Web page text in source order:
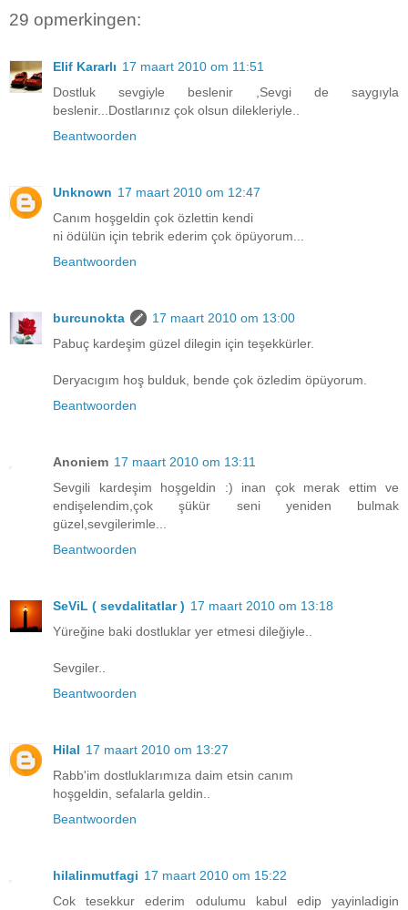
29 opmerkingen:
Elif Kararlı 17 maart 2010 om 11:51
Dostluk sevgiyle beslenir ,Sevgi de saygıyla
beslenir...Dostlarınız çok olsun dilekleriyle..
Beantwoorden
Unknown 17 maart 2010 om 12:47
Canım hoşgeldin çok özlettin kendi
ni ödülün için tebrik ederim çok öpüyorum...
Beantwoorden
burcunokta
17 maart 2010 om 13:00
Pabuç kardeşim güzel dilegin için teşekkürler.
Deryacıgım hoş bulduk, bende çok özledim öpüyorum.
Beantwoorden
Anoniem 17 maart 2010 om 13:11
Sevgili kardeşim hoşgeldin :) inan çok merak ettim ve
endişelendim,çok şükür seni yeniden bulmak
güzel,sevgilerimle...
Beantwoorden
SeViL ( sevdalitatlar ) 17 maart 2010 om 13:18
Yüreğine baki dostluklar yer etmesi dileğiyle..
Sevgiler..
Beantwoorden
Hilal 17 maart 2010 om 13:27
Rabb'im dostluklarımıza daim etsin canım
hoşgeldin, sefalarla geldin..
Beantwoorden
hilalinmutfagi 17 maart 2010 om 15:22
Cok tesekkur ederim odulumu kabul edip yayinladigin